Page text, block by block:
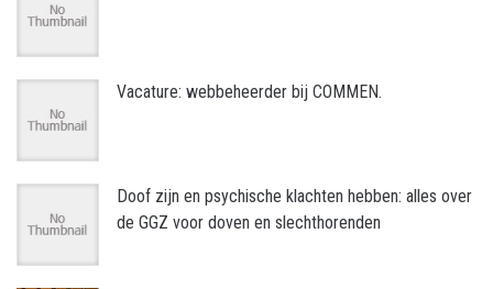
Vacature: webbeheerder bij COMMEN.
Doof zijn en psychische klachten hebben: alles over
de GGZ voor doven en slechthorenden